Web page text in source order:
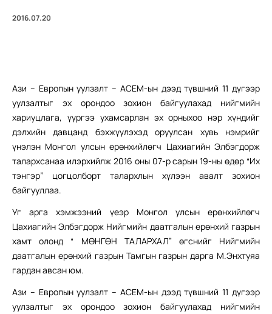
2016.07.20
Ази – Европын уулзалт – АСЕМ-ын дээд түвшний 11 дүгээр
уулзалтыг эх орондоо зохион байгуулахад нийгмийн
хариуцлага, үүргээ ухамсарлан эх орныхоо нэр хүндийг
дэлхийн давцанд бэхжүүлэхэд оруулсан хувь нэмрийг
үнэлэн Монгол улсын ерөнхийлөгч Цахиагийн Элбэгдорж
талархсанаа илэрхийлж 2016 оны 07-р сарын 19-ны өдөр “Их
тэнгэр” цогцолборт талархлын хүлээн авалт зохион
байгууллаа.
Уг арга хэмжээний үеэр Монгол улсын ерөнхийлөгч
Цахиагийн Элбэгдорж Нийгмийн даатгалын ерөнхий газрын
хамт олонд “ МӨНГӨН ТАЛАРХАЛ” өгснийг Нийгмийн
даатгалын ерөнхий газрын Тамгын газрын дарга М.Энхтуяа
гардан авсан юм.
Ази – Европын уулзалт – АСЕМ-ын дээд түвшний 11 дүгээр
уулзалтыг эх орондоо зохион байгуулахад нийгмийн